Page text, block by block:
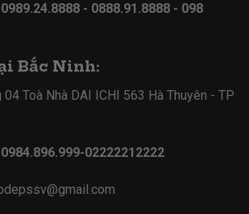
0989.24.8888 - 0888.91.8888 - 098
Bắc Ninh:
04 Toà Nhà DAI ICHI 563 Hà Thuyên - TP
0984.896.999-02222212222